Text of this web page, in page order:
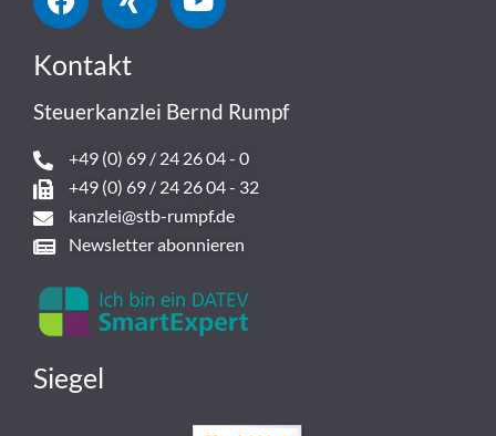
Kontakt
Steuerkanzlei Bernd Rumpf
+49 (0) 69 / 24 26 04 - 0
+49 (0) 69 / 24 26 04 - 32
kanzlei@stb-rumpf.de
Newsletter abonnieren
Siegel